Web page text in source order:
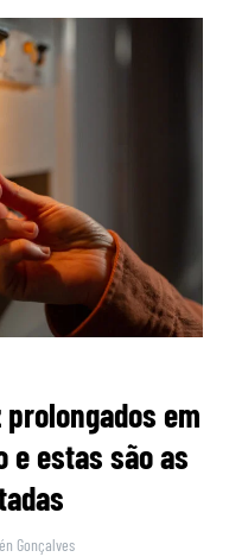
em
e estas são as
Gonçalves